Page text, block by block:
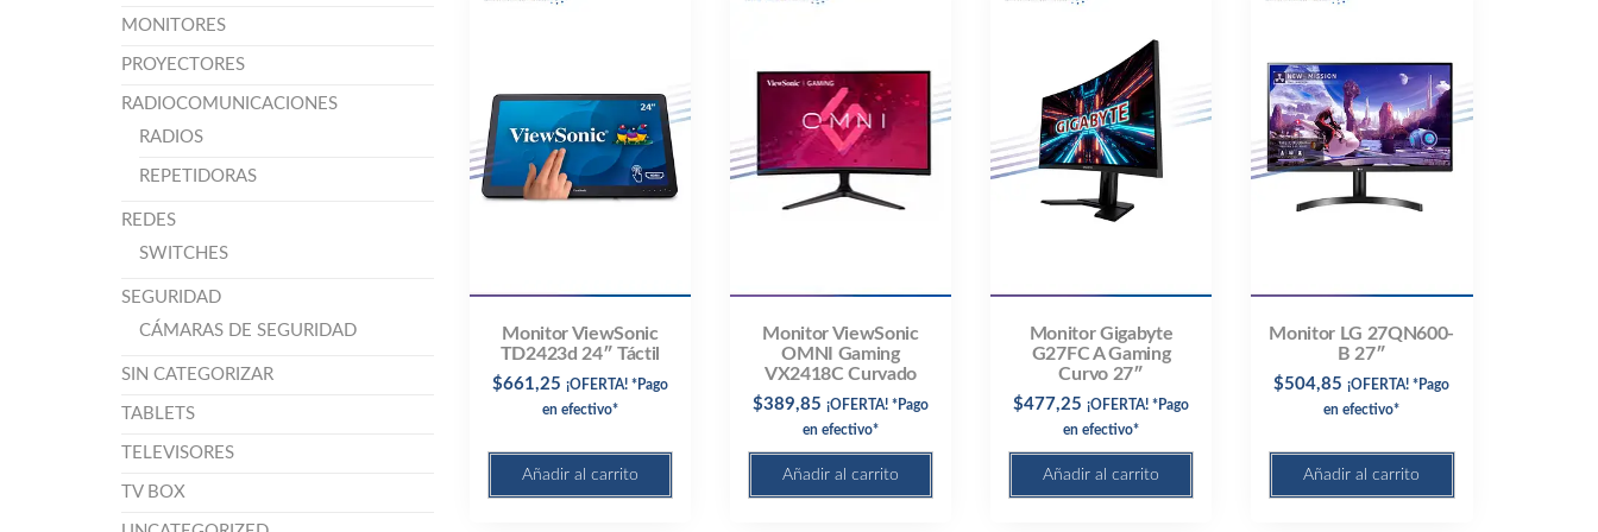
Monitor ViewSonic
TD2423d 24″ Táctil
$661,25 ¡OFERTA! *Pago
en efectivo*
Añadir al carrito
Monitor ViewSonic
OMNI Gaming
VX2418C Curvado
$389,85 ¡OFERTA! *Pago
en efectivo*
Añadir al carrito
Monitor Gigabyte
G27FC A Gaming
Curvo 27″
$477,25 ¡OFERTA! *Pago
en efectivo*
Añadir al carrito
Monitor LG 27QN600-
B 27″
$504,85 ¡OFERTA! *Pago
en efectivo*
Añadir al carrito
MONITORES
PROYECTORES
RADIOCOMUNICACIONES
RADIOS
REPETIDORAS
REDES
SWITCHES
SEGURIDAD
CÁMARAS DE SEGURIDAD
SIN CATEGORIZAR
TABLETS
TELEVISORES
TV BOX